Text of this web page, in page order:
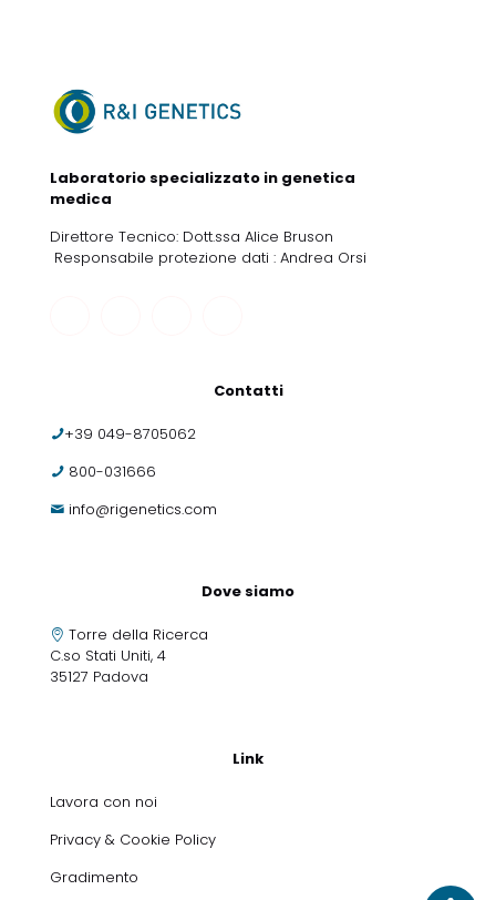
Laboratorio specializzato in genetica
medica
Direttore Tecnico: Dott.ssa Alice Bruson
Responsabile protezione dati : Andrea Orsi
Contatti
+39 049-8705062
800-031666
info@rigenetics.com
Dove siamo
Torre della Ricerca
C.so Stati Uniti, 4
35127 Padova
Link
Lavora con noi
Privacy & Cookie Policy
Gradimento